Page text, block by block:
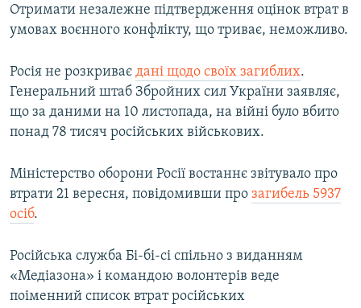
Отримати незалежне підтвердження оцінок втрат в
умовах воєнного конфлікту, що триває, неможливо.
Росія не розкриває дані щодо своїх загиблих.
Генеральний штаб Збройних сил України заявляє,
що за даними на 10 листопада, на війні було вбито
понад 78 тисяч російських військових.
Міністерство оборони Росії востаннє звітувало про
втрати 21 вересня, повідомивши про загибель 5937
осіб.
Російська служба Бі-бі-сі спільно з виданням
«Медіазона» і командою волонтерів веде
поіменний список втрат російських